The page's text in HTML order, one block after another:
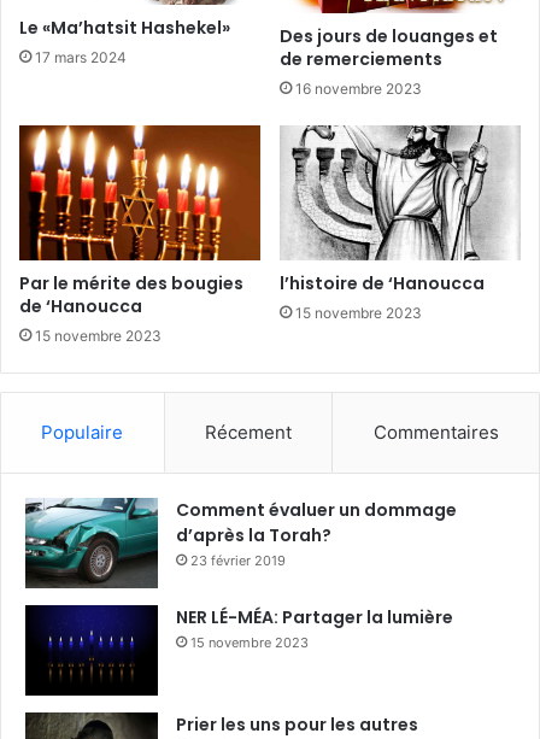
Le «Ma’hatsit Hashekel»
17 mars 2024
Des jours de louanges et
de remerciements
16 novembre 2023
Par le mérite des bougies
de ‘Hanoucca
15 novembre 2023
l’histoire de ‘Hanoucca
15 novembre 2023
Populaire Récement Commentaires
Comment évaluer un dommage
d’après la Torah?
23 février 2019
NER LÉ-MÉA: Partager la lumière
15 novembre 2023
Prier les uns pour les autres